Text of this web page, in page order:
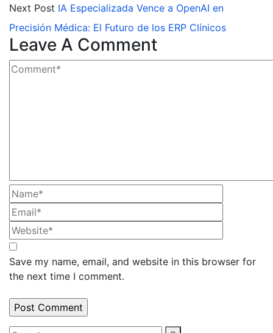
Next Post IA Especializada Vence a OpenAI en
Precisión Médica: El Futuro de los ERP Clínicos
Leave A Comment
Save my name, email, and website in this browser for
the next time I comment.